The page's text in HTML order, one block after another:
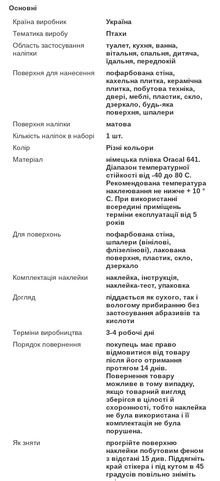
Основні
Країна виробник
Україна
Тематика виробу
Птахи
Область застосування
наліпки
туалет, кухня, ванна,
вітальня, спальня, дитяча,
їдальня, передпокій
Поверхня для нанесення
пофарбована стіна,
кахельна плитка, керамічна
плитка, побутова техніка,
двері, меблі, пластик, скло,
дзеркало, будь-яка
поверхня, шпалери
Поверхня наліпки
матова
Кількість наліпок в наборі
1 шт.
Колір
Різні кольори
Матеріал
німецька плівка Oracal 641.
Діапазон температурної
стійкості від -40 до 80 С.
Рекомендована температура
наклеювання не нижче + 10 °
С. При використанні
всередині приміщень
терміни експлуатації від 5
років
Для поверхонь
пофарбована стіна,
шпалери (вінілові,
флізелінові), лакована
поверхня, пластик, скло,
дзеркало
Комплектація наклейки
наклейка, інструкція,
наклейка-тест, упаковка
Догляд
піддається як сухого, так і
вологому прибиранню без
застосування абразивів та
кислоти
Терміни виробництва
3-4 робочі дні
Порядок повернення
покупець має право
відмовитися від товару
після його отримання
протягом 14 днів.
Повернення товару
можливе в тому випадку,
якщо товарний вигляд
зберігся в цілості й
схоронності, тобто наклейка
не була використана і її
комплектація не була
порушена.
Як зняти
прогрійте поверхню
наклейки побутовим феном
з відстані 15 див. Піддягніть
край стікера і під кутом в 45
градусів повільно зніміть